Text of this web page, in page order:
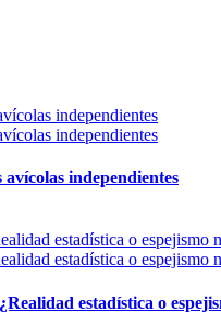
independientes
estadística o